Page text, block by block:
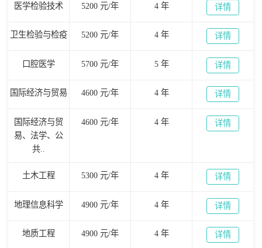
医学检验技术 5200 元/年 4 年 详情
卫生检验与检疫 5200 元/年 4 年 详情
口腔医学 5700 元/年 5 年 详情
国际经济与贸易 4600 元/年 4 年 详情
国际经济与贸
易、法学、公
共..
4600 元/年 4 年 详情
土木工程 5300 元/年 4 年 详情
地理信息科学 4900 元/年 4 年 详情
地质工程 4900 元/年 4 年 详情